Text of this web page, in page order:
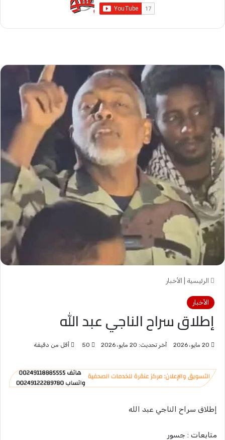
الرئيسية الأخبار
الأخبار
إطلاق سراح الناجي عبد الله
20 مايو، 2026 آخر تحديث: 20 مايو، 2026 50 أقل من دقيقة
إطلاق سراح الناجي عبد الله
متابعات : جسور